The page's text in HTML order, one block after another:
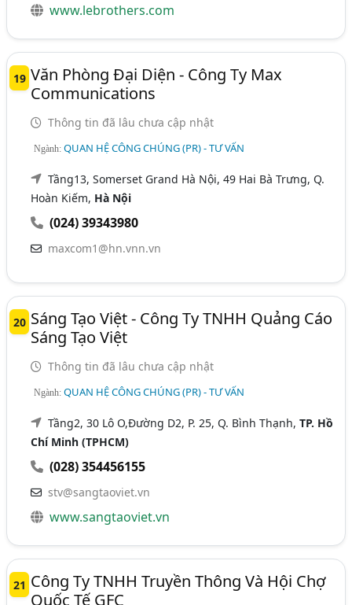
www.lebrothers.com
19 Văn Phòng Đại Diện - Công Ty Max
Communications
Thông tin đã lâu chưa cập nhật
Ngành:QUAN HỆ CÔNG CHÚNG (PR) - TƯ VẤN
Tầng13, Somerset Grand Hà Nội, 49 Hai Bà Trưng, Q.
Hoàn Kiếm, Hà Nội
(024) 39343980
maxcom1@hn.vnn.vn
20 Sáng Tạo Việt - Công Ty TNHH Quảng Cáo
Sáng Tạo Việt
Thông tin đã lâu chưa cập nhật
Ngành:QUAN HỆ CÔNG CHÚNG (PR) - TƯ VẤN
Tầng2, 30 Lô O,Đường D2, P. 25, Q. Bình Thạnh,TP. Hồ
Chí Minh (TPHCM)
(028) 354456155
stv@sangtaoviet.vn
www.sangtaoviet.vn
21 Công Ty TNHH Truyền Thông Và Hội Chợ
Quốc Tế GFC